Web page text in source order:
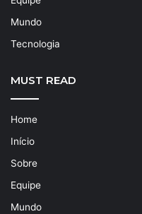
Mundo
Tecnologia
MUST READ
Home
Início
Sobre
Equipe
Mundo